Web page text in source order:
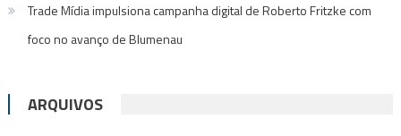
Trade Mídia impulsiona campanha digital de Roberto Fritzke com
foco no avanço de Blumenau
ARQUIVOS